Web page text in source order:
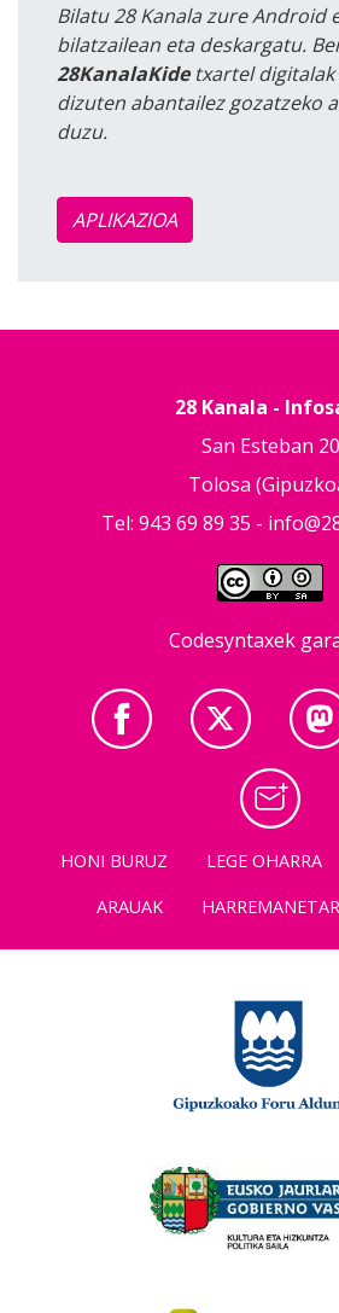
Bilatu 28 Kanala zure Android
bilatzailean eta deskargatu.
28KanalaKidetxartel digitalak
dizuten abantailez gozatzeko
duzu.
APLIKAZIOA
28 Kanala -
San Esteban 20
Tolosa
Tel: 943 69 89 35 -
Codesyntaxek
HONI BURUZ LEGE OHARRA
ARAUAK